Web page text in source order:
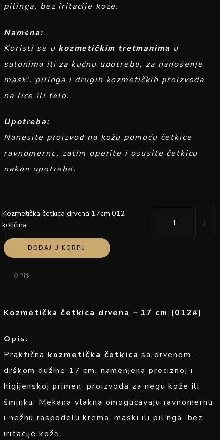
pilinga, bez iritacije kože.
Namena:
Koristi se u kozmetičkim tretmanima u
salonima ili za kućnu upotrebu, za nanošenje
maski, pilinga i drugih kozmetičkih proizvoda
na lice ili telo.
Upotreba:
Nanesite proizvod na kožu pomoću četkice
ravnomerno, zatim operite i osušite četkicu
nakon upotrebe.
-
Kozmetička četkica drvena 17cm 012
količina
+
DODAJ U KORPU
OPIS
Kozmetička četkica drvena – 17 cm (012#)
Opis:
Praktična kozmetička četkica sa drvenom
drškom dužine 17 cm, namenjena preciznoj i
higijenskoj primeni proizvoda za negu kože ili
šminku. Mekana vlakna omogućavaju ravnomernu
i nežnu raspodelu krema, maski ili pilinga, bez
iritacije kože.